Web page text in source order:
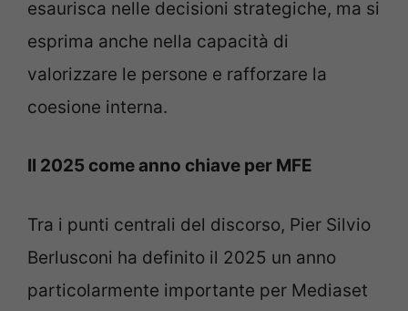
esaurisca nelle decisioni strategiche, ma si
esprima anche nella capacità di
valorizzare le persone e rafforzare la
coesione interna.
Il 2025 come anno chiave per MFE
Tra i punti centrali del discorso, Pier Silvio
Berlusconi ha definito il 2025 un anno
particolarmente importante per Mediaset